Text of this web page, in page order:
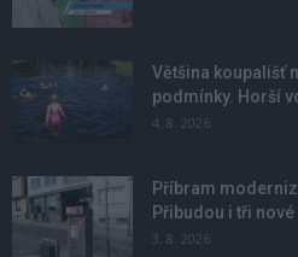
Většina koupališť
podmínky. Horší
4. 8. 2026
Příbram
Přibudou i tři
3. 8. 2026